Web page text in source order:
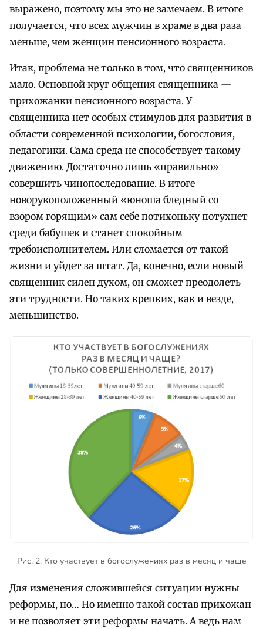
выражено, поэтому мы это не замечаем. В итоге
получается, что всех мужчин в храме в два раза
меньше, чем женщин пенсионного возраста.
Итак, проблема не только в том, что священников
мало. Основной круг общения священника —
прихожанки пенсионного возраста. У
священника нет особых стимулов для развития в
области современной психологии, богословия,
педагогики. Сама среда не способствует такому
движению. Достаточно лишь «правильно»
совершить чинопоследование. В итоге
новорукоположенный «юноша бледный со
взором горящим» сам себе потихоньку потухнет
среди бабушек и станет спокойным
требоисполнителем. Или сломается от такой
жизни и уйдет за штат. Да, конечно, если новый
священник силен духом, он сможет преодолеть
эти трудности. Но таких крепких, как и везде,
меньшинство.
Рис. 2. Кто участвует в богослужениях раз в месяц и чаще
Для изменения сложившейся ситуации нужны
реформы, но… Но именно такой состав прихожан
и не позволяет эти реформы начать. А ведь нам